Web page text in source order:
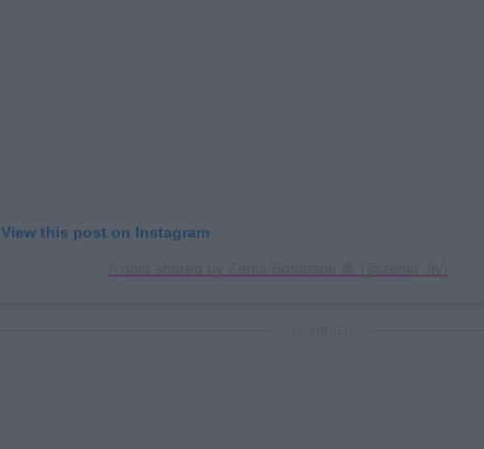
View this post on Instagram